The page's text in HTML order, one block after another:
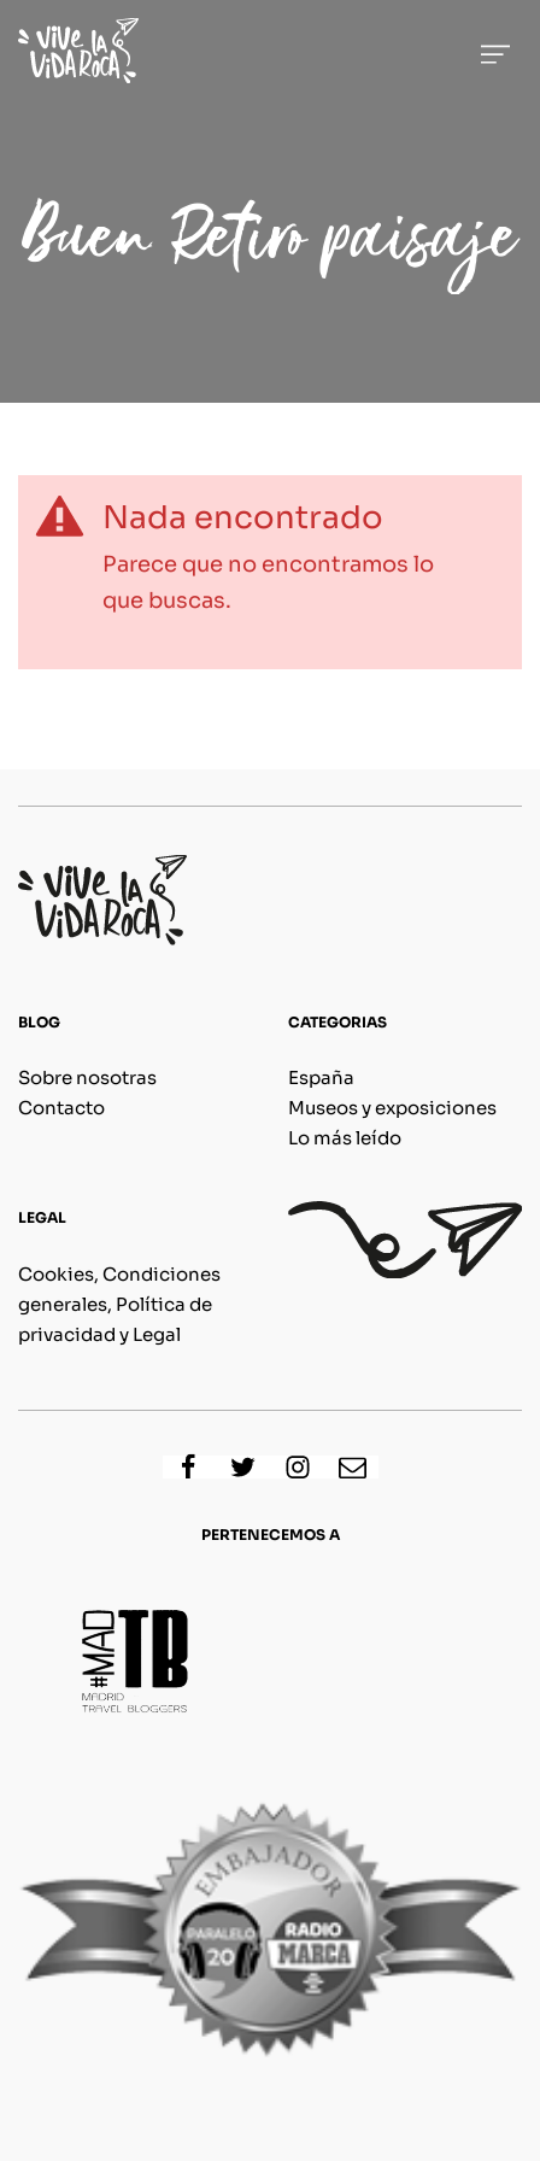
Buen Retiro paisaje
Nada encontrado
Parece que no encontramos lo
que buscas.
BLOG
Sobre nosotras
Contacto
CATEGORIAS
España
Museos y exposiciones
Lo más leído
LEGAL
Cookies, Condiciones
generales, Política de
privacidad y Legal
PERTENECEMOS A